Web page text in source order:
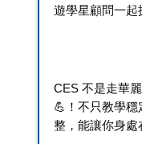
遊學星顧問一起
CES 不是走華
💪！不只教學
整，能讓你身處